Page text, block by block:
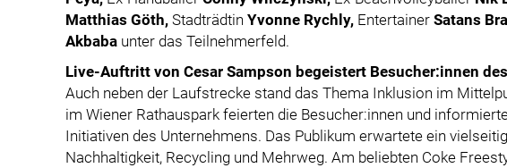
Matthias Göth, Stadträdtin Yvonne Rychly, Entertainer Satans
Akbaba unter das Teilnehmerfeld.
Live-Auftritt von Cesar Sampson begeistert Besucher:innen
Auch neben der Laufstrecke stand das Thema Inklusion im
im Wiener Rathauspark feierten die Besucher:innen und
Initiativen des Unternehmens. Das Publikum erwartete ein
Nachhaltigkeit, Recycling und Mehrweg. Am beliebten Coke